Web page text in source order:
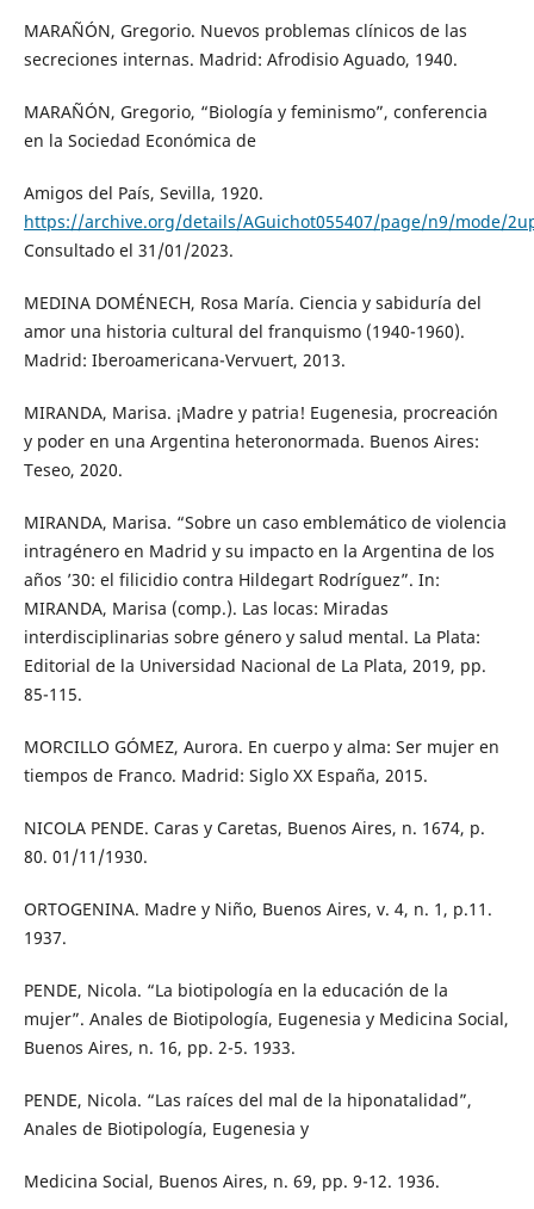
MARAÑÓN, Gregorio. Nuevos problemas clínicos de las
secreciones internas. Madrid: Afrodisio Aguado, 1940.
MARAÑÓN, Gregorio, “Biología y feminismo”, conferencia
en la Sociedad Económica de
Amigos del País, Sevilla, 1920.
https://archive.org/details/AGuichot055407/page/n9/mode/
Consultado el 31/01/2023.
MEDINA DOMÉNECH, Rosa María. Ciencia y sabiduría del
amor una historia cultural del franquismo (1940-1960).
Madrid: Iberoamericana-Vervuert, 2013.
MIRANDA, Marisa. ¡Madre y patria! Eugenesia, procreación
y poder en una Argentina heteronormada. Buenos Aires:
Teseo, 2020.
MIRANDA, Marisa. “Sobre un caso emblemático de violencia
intragénero en Madrid y su impacto en la Argentina de los
años ’30: el filicidio contra Hildegart Rodríguez”. In:
MIRANDA, Marisa (comp.). Las locas: Miradas
interdisciplinarias sobre género y salud mental. La Plata:
Editorial de la Universidad Nacional de La Plata, 2019, pp.
85-115.
MORCILLO GÓMEZ, Aurora. En cuerpo y alma: Ser mujer en
tiempos de Franco. Madrid: Siglo XX España, 2015.
NICOLA PENDE. Caras y Caretas, Buenos Aires, n. 1674, p.
80. 01/11/1930.
ORTOGENINA. Madre y Niño, Buenos Aires, v. 4, n. 1, p.11.
1937.
PENDE, Nicola. “La biotipología en la educación de la
mujer”. Anales de Biotipología, Eugenesia y Medicina Social,
Buenos Aires, n. 16, pp. 2-5. 1933.
PENDE, Nicola. “Las raíces del mal de la hiponatalidad”,
Anales de Biotipología, Eugenesia y
Medicina Social, Buenos Aires, n. 69, pp. 9-12. 1936.